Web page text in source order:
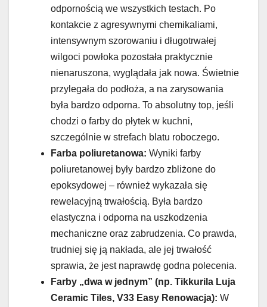
odpornością we wszystkich testach. Po
kontakcie z agresywnymi chemikaliami,
intensywnym szorowaniu i długotrwałej
wilgoci powłoka pozostała praktycznie
nienaruszona, wyglądała jak nowa. Świetnie
przylegała do podłoża, a na zarysowania
była bardzo odporna. To absolutny top, jeśli
chodzi o farby do płytek w kuchni,
szczególnie w strefach blatu roboczego.
Farba poliuretanowa: Wyniki farby
poliuretanowej były bardzo zbliżone do
epoksydowej – również wykazała się
rewelacyjną trwałością. Była bardzo
elastyczna i odporna na uszkodzenia
mechaniczne oraz zabrudzenia. Co prawda,
trudniej się ją nakłada, ale jej trwałość
sprawia, że jest naprawdę godna polecenia.
Farby „dwa w jednym” (np. Tikkurila Luja
Ceramic Tiles, V33 Easy Renowacja): W